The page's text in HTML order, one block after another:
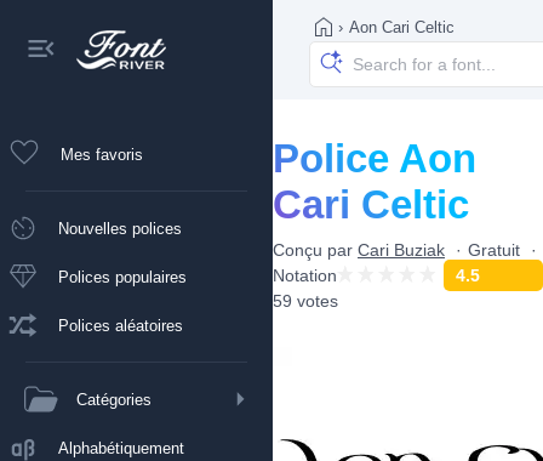
Mes favoris
Nouvelles polices
Polices populaires
Polices aléatoires
Catégories
Alphabétiquement
› Aon Cari Celtic
Police Aon
Cari Celtic
Conçu par Cari Buziak
Gratuit
Notation
4.5
59 votes